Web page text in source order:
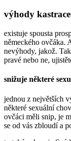
výhody
existuje spousta
německého ovčáka.
nevýhody, jakož.
pravé nebo ne,
snižuje některé
jednou z největších
některé sexuální
ovčáci měli snip, je
se od vás zbloudí a